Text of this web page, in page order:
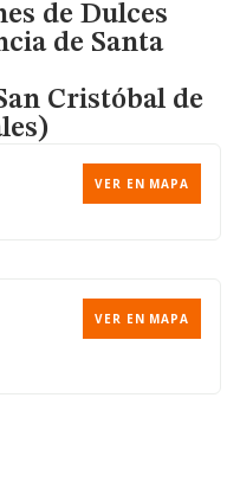
de Dulces
de Santa
Cristóbal de
VER EN MAPA
VER EN MAPA